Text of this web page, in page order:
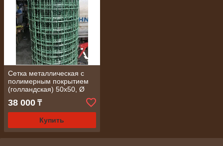
Сетка металлическая с
полимерным покрытием
(голландская) 50х50, Ø
(комплект)
38 000 ₸
Купить